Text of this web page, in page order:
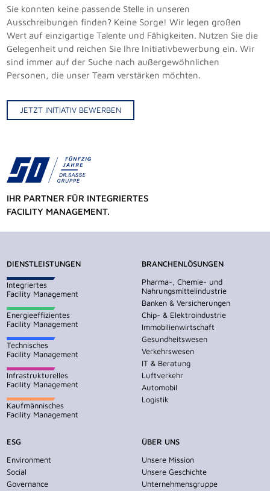
Sie konnten keine passende Stelle in unseren
Ausschreibungen finden? Keine Sorge! Wir legen großen
Wert auf einzigartige Talente und Fähigkeiten. Nutzen Sie die
Gelegenheit und reichen Sie Ihre Initiativbewerbung ein. Wir
sind immer auf der Suche nach außergewöhnlichen
Personen, die unser Team verstärken möchten.
JETZT INITIATIV BEWERBEN
IHR PARTNER FÜR INTEGRIERTES
FACILITY MANAGEMENT.
DIENSTLEISTUNGEN
Integriertes
Facility Management
Energieeffizientes
Facility Management
Technisches
Facility Management
Infrastrukturelles
Facility Management
Kaufmännisches
Facility Management
BRANCHENLÖSUNGEN
Pharma-, Chemie- und
Nahrungsmittelindustrie
Banken & Versicherungen
Chip- & Elektroindustrie
Immobilienwirtschaft
Gesundheitswesen
Verkehrswesen
IT & Beratung
Luftverkehr
Automobil
Logistik
ESG
Environment
Social
Governance
ÜBER UNS
Unsere Mission
Unsere Geschichte
Unternehmensgruppe